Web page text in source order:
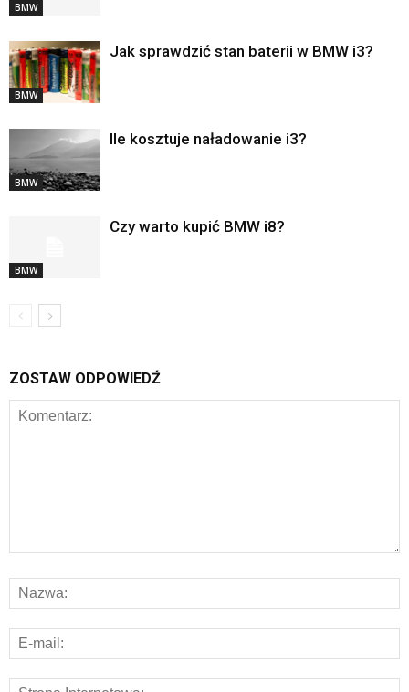
BMW
BMW
Jak sprawdzić stan baterii w BMW i3?
BMW
Ile kosztuje naładowanie i3?
BMW
Czy warto kupić BMW i8?
ZOSTAW ODPOWIEDŹ